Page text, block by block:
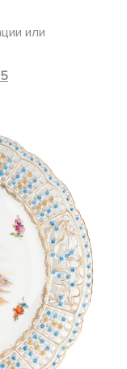
или